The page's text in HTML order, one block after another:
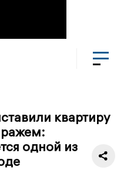
квартиру
одной из